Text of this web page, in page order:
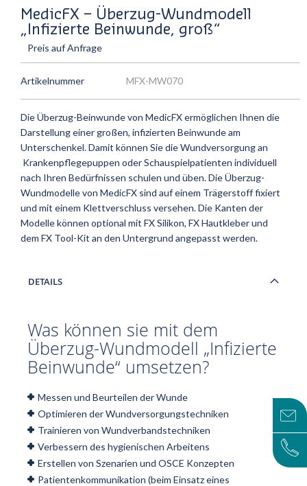
MedicFX – Überzug-Wundmodell
„Infizierte Beinwunde, groß“
Preis auf Anfrage
Artikelnummer MFX-MW070
Die Überzug-Beinwunde von MedicFX ermöglichen Ihnen die
Darstellung einer großen, infizierten Beinwunde am
Unterschenkel. Damit können Sie die Wundversorgung an
Krankenpflegepuppen oder Schauspielpatienten individuell
nach Ihren Bedürfnissen schulen und üben. Die Überzug-
Wundmodelle von MedicFX sind auf einem Trägerstoff fixiert
und mit einem Klettverschluss versehen. Die Kanten der
Modelle können optional mit FX Silikon, FX Hautkleber und
dem FX Tool-Kit an den Untergrund angepasst werden.
DETAILS
Was können sie mit dem
Überzug-Wundmodell „Infizierte
Beinwunde“ umsetzen?
Messen und Beurteilen der Wunde
Optimieren der Wundversorgungstechniken
Trainieren von Wundverbandstechniken
Verbessern des hygienischen Arbeitens
Erstellen von Szenarien und OSCE Konzepten
Patientenkommunikation (beim Einsatz eines